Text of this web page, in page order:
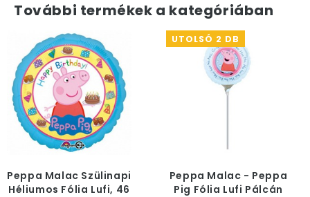
További termékek a kategóriában
Peppa Malac Szülinapi
Héliumos Fólia Lufi, 46
UTOLSÓ 2 DB
Peppa Malac - Peppa
Pig Fólia Lufi Pálcán